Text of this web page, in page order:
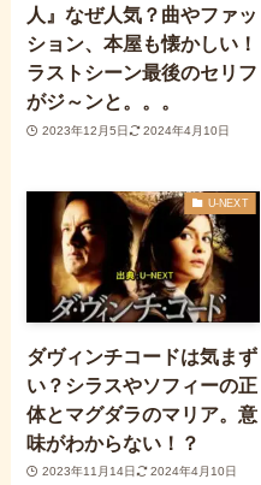
人』なぜ人気？曲やファッ
ション、本屋も懐かしい！
ラストシーン最後のセリフ
がジ～ンと。。。
2023年12月5日 2024年4月10日
U-NEXT
ダヴィンチコードは気まず
い？シラスやソフィーの正
体とマグダラのマリア。意
味がわからない！？
2023年11月14日 2024年4月10日